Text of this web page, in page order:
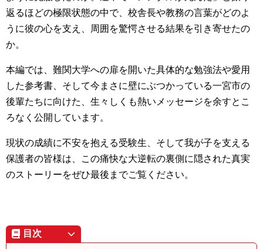
返るほどの極限状態の中で、校舎長や教務の言葉がどのよ
うに彼の心を支え、周囲を驚愕させる結果を引き寄せたの
か。
本編では、難関大学への扉を開いた具体的な勉強法や愛用
した参考書、そして今まさに壁にぶつかっている一宮市の
後輩たちに向けた、生々しくも熱いメッセージを余すとこ
ろなく公開しています。
現状の成績に不安を抱える受験生、そして我が子を支える
保護者の皆様は、この痛快な大逆転の裏側に隠された真実
のストーリーをぜひ最後までご覧ください。
目次